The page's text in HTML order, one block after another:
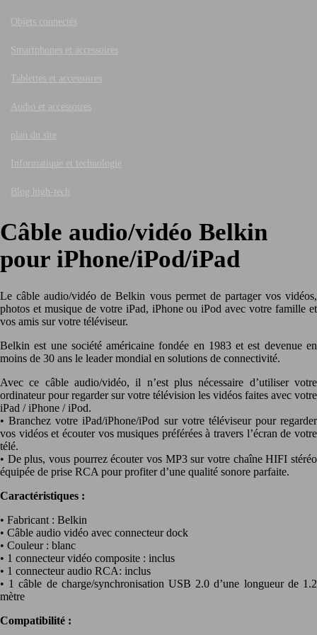
Objets connectés
Smartphones et accessoires
Tablettes et accessoires
Audio et accessoires
plan du site
Informatique et technologie
Blog high-tech
Câble audio/vidéo Belkin
pour iPhone/iPod/iPad
Le câble audio/vidéo de Belkin vous permet de partager vos vidéos,
photos et musique de votre iPad, iPhone ou iPod avec votre famille et
vos amis sur votre téléviseur.
Belkin est une société américaine fondée en 1983 et est devenue en
moins de 30 ans le leader mondial en solutions de connectivité.
Avec ce câble audio/vidéo, il n’est plus nécessaire d’utiliser votre
ordinateur pour regarder sur votre télévision les vidéos faites avec votre
iPad / iPhone / iPod.
• Branchez votre iPad/iPhone/iPod sur votre téléviseur pour regarder
vos vidéos et écouter vos musiques préférées à travers l’écran de votre
télé.
• De plus, vous pourrez écouter vos MP3 sur votre chaîne HIFI stéréo
équipée de prise RCA pour profiter d’une qualité sonore parfaite.
Caractéristiques :
• Fabricant : Belkin
• Câble audio vidéo avec connecteur dock
• Couleur : blanc
• 1 connecteur vidéo composite : inclus
• 1 connecteur audio RCA: inclus
• 1 câble de charge/synchronisation USB 2.0 d’une longueur de 1.2
mètre
Compatibilité :